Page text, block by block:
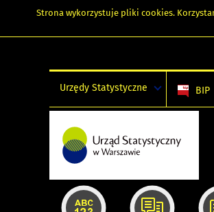
Strona wykorzystuje pliki cookies.
Urzędy Statystyczne BIP